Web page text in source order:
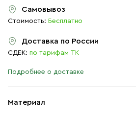
Материал
Самовывоз
Стоимость: Бесплатно
Доставка по России
СДЕК: по тарифам ТК
Подробнее о доставке